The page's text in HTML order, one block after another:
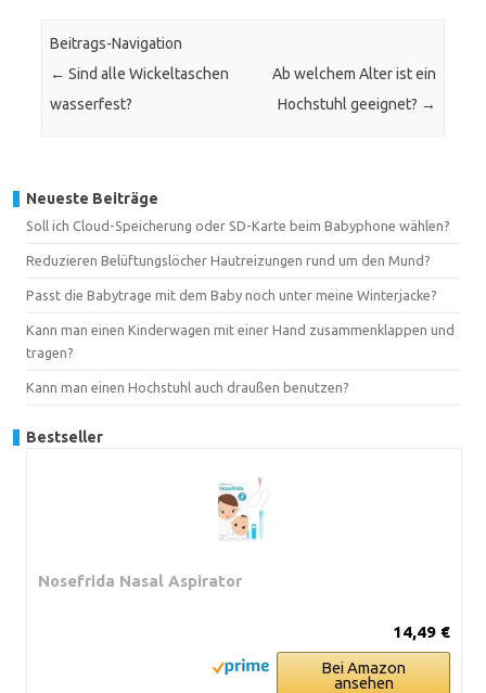
Beitrags-Navigation
← Sind alle Wickeltaschen
wasserfest?
Ab welchem Alter ist ein
Hochstuhl geeignet? →
Neueste Beiträge
Soll ich Cloud-Speicherung oder SD-Karte beim Babyphone wählen?
Reduzieren Belüftungslöcher Hautreizungen rund um den Mund?
Passt die Babytrage mit dem Baby noch unter meine Winterjacke?
Kann man einen Kinderwagen mit einer Hand zusammenklappen und
tragen?
Kann man einen Hochstuhl auch draußen benutzen?
Bestseller
Nosefrida Nasal Aspirator
14,49 €
Bei Amazon
ansehen